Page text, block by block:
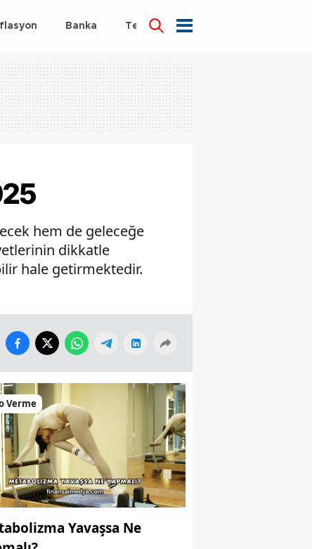
Banka Teknoloji
hem de geleceğe
dikkatle
hale getirmektedir.
Verme
Yavaşsa Ne